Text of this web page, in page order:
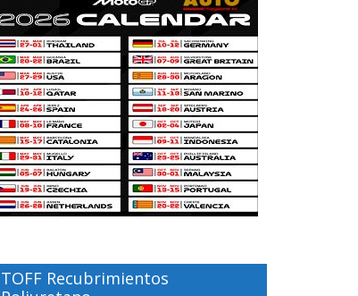
TOFF Recubrimientos